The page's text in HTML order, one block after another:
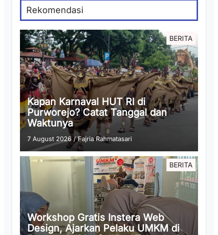
Rekomendasi
BERITA
Kapan Karnaval HUT RI di
Purworejo? Catat Tanggal dan
Waktunya
7 August 2026 /Fajria Rahmatasari
BERITA
Workshop Gratis Instera Web
Design, Ajarkan Pelaku UMKM di